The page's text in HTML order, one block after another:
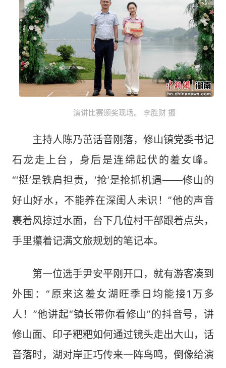
演讲比赛颁奖现场。 李胜财 摄
主持人陈乃茁话音刚落，修山镇党委书记
石龙走上台，身后是连绵起伏的羞女峰。
“‘挺’是铁肩担责，‘抢’是抢抓机遇——修山的
好山好水，不能养在深闺人未识！”他的声音
裹着风掠过水面，台下几位村干部跟着点头，
手里攥着记满文旅规划的笔记本。
第一位选手尹安平刚开口，就有游客凑到
外围：“原来这羞女湖旺季日均能接1万多
人！”他讲起“镇长带你看修山”的抖音号，讲
修山面、印子粑粑如何通过镜头走出大山，话
音落时，湖对岸正巧传来一阵鸟鸣，倒像给演